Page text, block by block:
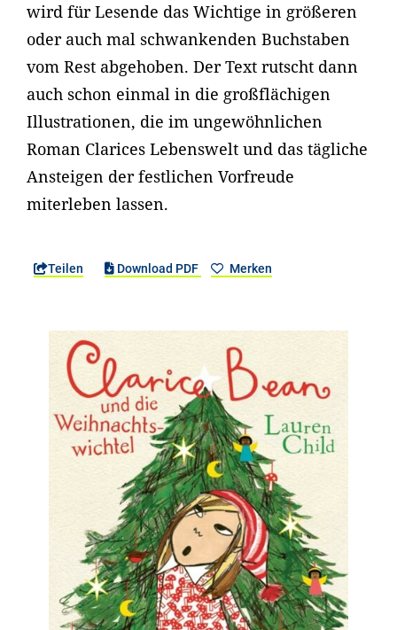
wird für Lesende das Wichtige in größeren
oder auch mal schwankenden Buchstaben
vom Rest abgehoben. Der Text rutscht dann
auch schon einmal in die großflächigen
Illustrationen, die im ungewöhnlichen
Roman Clarices Lebenswelt und das tägliche
Ansteigen der festlichen Vorfreude
miterleben lassen.
Teilen Download PDF Merken